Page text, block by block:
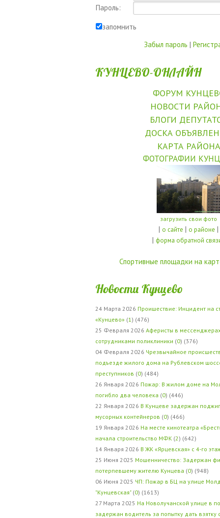
Пароль:
запомнить
Забыл пароль |
КУНЦЕВО-ОНЛАЙН
ФОРУМ
НОВОСТИ
БЛОГИ
ДОСКА
КАРТА РАЙОНА
ФОТОГРАФИИ
загрузить свои фото
| о сайте | о районе |
| форма обратной
Спортивные площадки на
Новости Кунцево
24 Марта 2026 Проишествие: Инцидент на
«Кунцево» (1 ) (476)
25 Февраля 2026 Аферисты в
сотрудниками поликлиники (0) (376)
04 Февраля 2026 Чрезвычайное
подъезде жилого дома на Рублевском
преступников (0) (484)
26 Января 2026 Пожар: В жилом доме на
погибло два человека (0) (446)
22 Января 2026 В Кунцеве задержан
мусорных контейнеров (0) (466)
19 Января 2026 На месте кинотеатра
начала строительство МФК (2) (642)
14 Января 2026 В ЖК «Ярцевская» с 4-го
25 Июня 2025 Мошенничество: Задержан
потерпевшему жителю Кунцева (0) (948)
06 Июня 2025 ЧП: Пожар в БЦ на улице
"Кунцевская" (0) (1613)
27 Марта 2025 На Новолучанской улице в
задержан водитель за попытку дать